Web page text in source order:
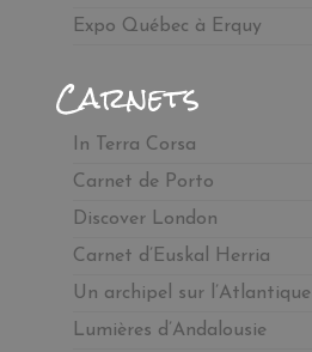
Expo Québec à Erquy
Carnets
In Terra Corsa
Carnet de Porto
Discover London
Carnet d’Euskal Herria
Un archipel sur l’Atlantique
Lumières d’Andalousie